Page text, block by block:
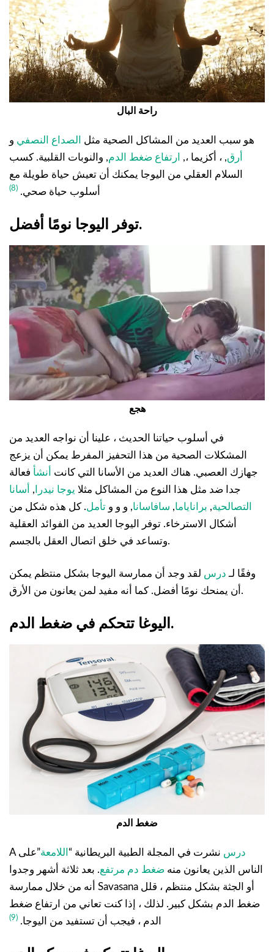
راحة البال
هو سبب العديد من المشاكل الصحية مثل الصداع النصفي و
أرق, ، أكزيما ،, ارتفاع ضغط الدم, والنوبات القلبية. كسب
السلام العقلي من اليوجا يمكنك أن تعيش حياة طويلة مع
أسلوب حياة صحي. (8)
توفر اليوجا نومًا أفضل.
هجع
في أسلوب حياتنا الحديث ، علينا أن نواجه العديد من
المشكلات الصحية من هذا التحفيز المفرط يمكن أن يزعج
جهازك العصبي. هناك العديد من الأسانا التي كانت
أنشأ فعالة
جدا ضد مثل هذا النوع من المشاكل مثلا يوجا نيدرا , أسانا
التصالحية, براناياما, سافاسانا, و و و تأمل. كل هذه شكل من
أشكال الاسترخاء. توفر اليوجا العديد من الفوائد العقلية
وتساعد في خلق اتصال العقل بالجسم.
وفقًا لـ درس لقد وجد أن ممارسة اليوجا بشكل منتظم يمكن
أن يمنحك نومًا أفضل. كما أنه مفيد لمن يعانون من الأرق.
اليوغا تتحكم في ضغط الدم.
ضغط الدم
A درس نشرت في المجلة الطبية البريطانية “ اللامعة”على
الناس الذين يعانون منه ضغط دم مرتفع. بعد ثلاثة أشهر وجدوا
أنه من خلال ممارسة Savasana أو الجثة بشكل منتظم ، قلل
ضغط الدم بشكل كبير. لذلك ، إذا كنت تعاني من ارتفاع ضغط
الدم ، فيجب أن تستفيد من اليوجا. (9)